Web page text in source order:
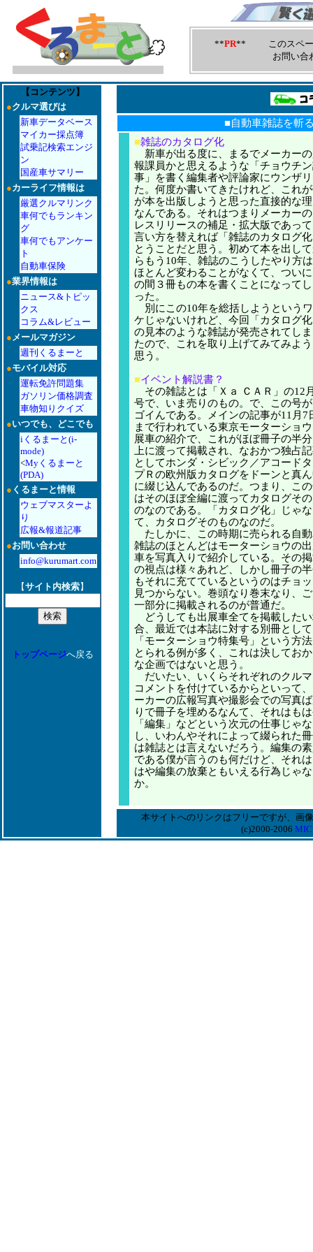
**PR** このスペース
お問い合
【コンテンツ】
●クルマ選びは
新車データベース
マイカー採点簿
試乗記検索エンジ
ン
国産車サマリー
●カーライフ情報は
厳選クルマリンク
車何でもランキン
グ
車何でもアンケー
ト
自動車保険
●業界情報は
ニュース&トピッ
クス
コラム&レビュー
●メールマガジン
週刊くるまーと
●モバイル対応
運転免許問題集
ガソリン価格調査
車物知りクイズ
●いつでも、どこでも
iくるまーと(i-
mode)
<Myくるまーと
(PDA)
● くるまーと情報
ウェブマスターよ
り
広報&報道記事
●お問い合わせ
info@kurumart.com
【サイト内検索】
トップページへ戻る
■自動車雑誌を斬
■雑誌のカタログ化
新車が出る度に、まるでメーカー
報課員かと思えるような「チョウチ
事」を書く編集者や評論家にウンザ
た。何度か書いてきたけれど、これ
が本を出版しようと思った直接的な
なんである。それはつまりメーカー
レスリリースの補足・拡大版であっ
言い方を替えれば「雑誌のカタログ
とうことだと思う。初めて本を出し
らもう10年、雑誌のこうしたやり方は
ほとんど変わることがなくて、つい
の間３冊もの本を書くことになって
った。
別にこの10年を総括しようというワ
ケじゃないけれど、今回「カタログ
の見本のような雑誌が発売されてし
たので、これを取り上げてみてみよ
思う。
■イベント解説書？
その雑誌とは「Ｘａ ＣＡＲ」の12
号で、いま売りのもの。で、この号
ゴイんである。メインの記事が11月7
まで行われている東京モーターショ
展車の紹介で、これがほぼ冊子の半
上に渡って掲載され、なおかつ独占
としてホンダ・シビック／アコード
プＲの欧州版カタログをドーンと真
に綴じ込んであるのだ。つまり、こ
はそのほぼ全編に渡ってカタログそ
のなのである。「カタログ化」じゃ
て、カタログそのものなのだ。
たしかに、この時期に売られる自
雑誌のほとんどはモーターショウの
車を写真入りで紹介している。その
の視点は様々あれど、しかし冊子の
もそれに充てているというのはチョ
見つからない。巻頭なり巻末なり、
一部分に掲載されるのが普通だ。
どうしても出展車全てを掲載した
合、最近では本誌に対する別冊として
「モーターショウ特集号」という方
とられる例が多く、これは決してお
な企画ではないと思う。
だいたい、いくらそれぞれのクル
コメントを付けているからといって
ーカーの広報写真や撮影会での写真
りで冊子を埋めるなんて、それはも
「編集」などという次元の仕事じゃ
し、いわんやそれによって綴られた
は雑誌とは言えないだろう。編集の
である僕が言うのも何だけど、それ
はや編集の放棄ともいえる行為じゃ
か。
本サイトへのリンクはフリーですが、画
(c)2000-2006